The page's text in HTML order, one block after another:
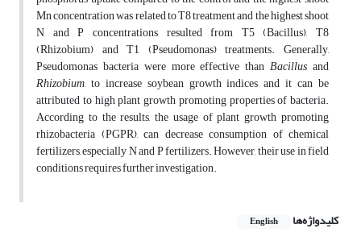
Mn concentration was related to T8 treatment and the highest shoot
N and P concentrations resulted from T5 (Bacillus), T8
(Rhizobium) and T1 (Pseudomonas) treatments. Generally,
Pseudomonas bacteria were more effective thanBacillus and
Rhizobium, to increase soybean growth indices and it can be
attributed to high plant growth promoting properties of bacteria.
According to the results, the usage of plant growth promoting
rhizobacteria (PGPR), can decrease consumption of chemical
fertilizers, especially N and P fertilizers. However, their use in field
conditions requires further investigation.
کلیدواژه‌ها English